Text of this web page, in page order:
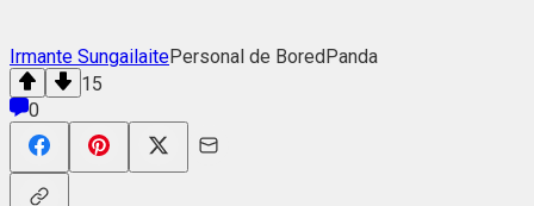
Irmante SungailaitePersonal de BoredPanda
15
0